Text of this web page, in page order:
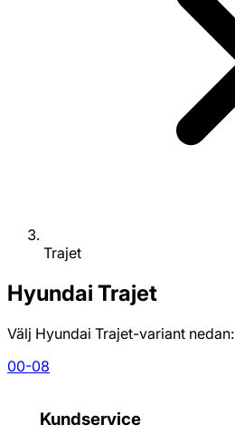
Trajet
Hyundai Trajet
Välj Hyundai Trajet-variant nedan:
00-08
Kundservice